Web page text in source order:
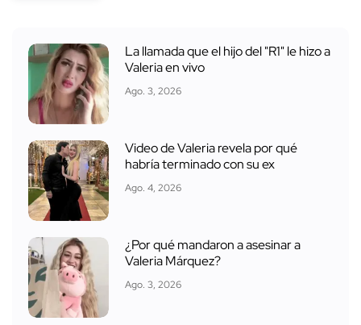
La llamada que el hijo del "R1" le hizo a
Valeria en vivo
Ago. 3, 2026
Video de Valeria revela por qué
habría terminado con su ex
Ago. 4, 2026
¿Por qué mandaron a asesinar a
Valeria Márquez?
Ago. 3, 2026